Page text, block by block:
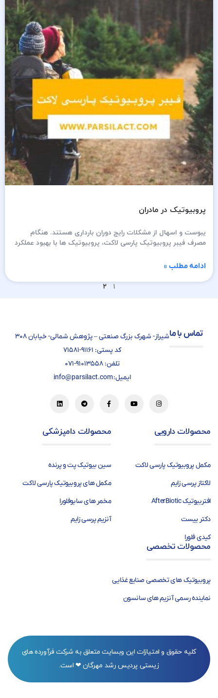
پروبیوتیک در مادران
یبوست و اسهال از مشکلات رایج دوران بارداری هستند. هنگام
مصرف فیبر پروبیوتیک پارسی لاکت، پروبیوتیک ها با بهبود عملکرد
ادامه مطلب »
۱ ۲
تماس با ماشیراز- شهرک بزرگ صنعتی – پژوهش شمالی- خیابان ۳۰۸
کد پستی: ۹۱۱۶۱-۷۱۵۸۱
تلفن: ۹۱۰۱۳۵۵۸-۰۷۱
ایمیل: info@parsilact.com
محصولات دارویی
مکمل پروبیوتیک پارسی لاکت
لاکتاز پرسی زایم
افتربیوتیک AfterBiotic
دکتر ییست
کیدی فلورا
محصولات دامپزشکی
سین بیوتیک پت و پرنده
مکمل های پروبیوتیک پارسی لاکت
مخمر های سابوفلورا
آنزیم پرسی زایم
محصولات تخصصی
پروبیوتیک های تخصصی صنایع غذایی
نماینده رسمی آنزیم های سانسون
کلیه حقوق و امتیازات این وبسایت متعلق به شرکت فرآورده های
زیستی پردیس رشد مهرگان ❤ است.